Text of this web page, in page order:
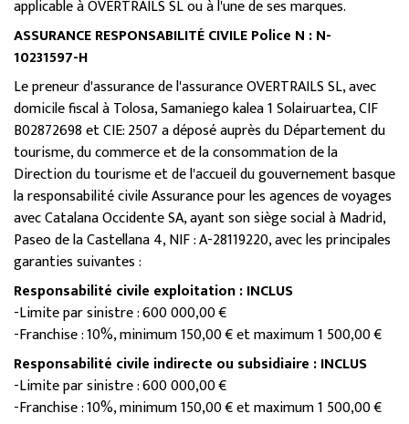
applicable à OVERTRAILS SL ou à l'une de ses marques.
ASSURANCE RESPONSABILITÉ CIVILE Police Nº: N-
10231597-H
Le preneur d'assurance de l'assurance OVERTRAILS SL, avec
domicile fiscal à Tolosa, Samaniego kalea 1 Solairuartea, CIF
B02872698 et CIE: 2507 a déposé auprès du Département du
tourisme, du commerce et de la consommation de la
Direction du tourisme et de l'accueil du gouvernement basque
la responsabilité civile Assurance pour les agences de voyages
avec Catalana Occidente SA, ayant son siège social à Madrid,
Paseo de la Castellana 4, NIF : A-28119220, avec les principales
garanties suivantes :
Responsabilité civile exploitation : INCLUS
-Limite par sinistre : 600 000,00 €
-Franchise : 10%, minimum 150,00 € et maximum 1 500,00 €
Responsabilité civile indirecte ou subsidiaire : INCLUS
-Limite par sinistre : 600 000,00 €
-Franchise : 10%, minimum 150,00 € et maximum 1 500,00 €